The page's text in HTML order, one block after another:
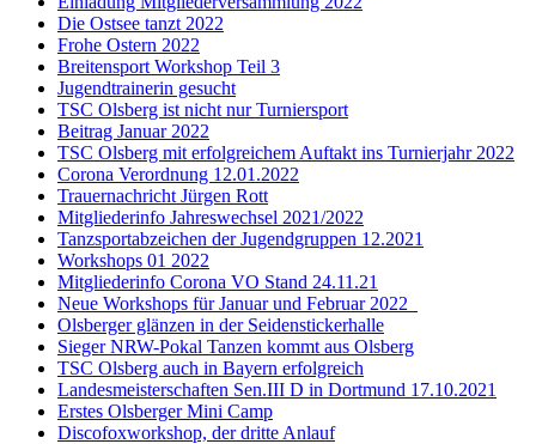
Die Ostsee tanzt 2022
Frohe Ostern 2022
Breitensport Workshop Teil 3
Jugendtrainerin gesucht
TSC Olsberg ist nicht nur Turniersport
Beitrag Januar 2022
TSC Olsberg mit erfolgreichem Auftakt ins Turnierjahr 2022
Corona Verordnung 12.01.2022
Trauernachricht Jürgen Rott
Mitgliederinfo Jahreswechsel 2021/2022
Tanzsportabzeichen der Jugendgruppen 12.2021
Workshops 01 2022
Mitgliederinfo Corona VO Stand 24.11.21
Neue Workshops für Januar und Februar 2022
Olsberger glänzen in der Seidenstickerhalle
Sieger NRW-Pokal Tanzen kommt aus Olsberg
TSC Olsberg auch in Bayern erfolgreich
Landesmeisterschaften Sen.III D in Dortmund 17.10.2021
Erstes Olsberger Mini Camp
Discofoxworkshop, der dritte Anlauf